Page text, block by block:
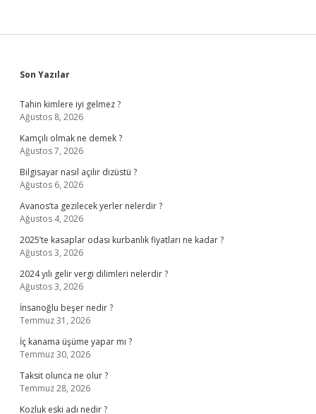
Sidebar
Son Yazılar
Tahin kimlere iyi gelmez ?
Ağustos 8, 2026
Kamçılı olmak ne demek ?
Ağustos 7, 2026
Bilgisayar nasıl açılır dizüstü ?
Ağustos 6, 2026
Avanos’ta gezilecek yerler nelerdir ?
Ağustos 4, 2026
2025’te kasaplar odası kurbanlık fiyatları ne kadar ?
Ağustos 3, 2026
2024 yılı gelir vergi dilimleri nelerdir ?
Ağustos 3, 2026
İnsanoğlu beşer nedir ?
Temmuz 31, 2026
İç kanama üşüme yapar mı ?
Temmuz 30, 2026
Taksit olunca ne olur ?
Temmuz 28, 2026
Kozluk eski adı nedir ?